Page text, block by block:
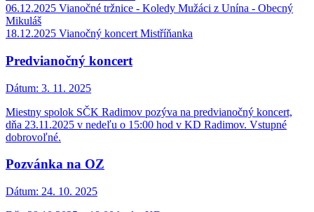
06.12.2025 Vianočné tržnice - Koledy Mužáci z Unína - Obecný
Mikuláš
18.12.2025 Vianočný koncert Mistříňanka
Predvianočný koncert
Dátum: 3. 11. 2025
Miestny spolok SČK Radimov pozýva na predvianočný koncert,
dňa 23.11.2025 v nedeľu o 15:00 hod v KD Radimov. Vstupné
dobrovoľné.
Pozvánka na OZ
Dátum: 24. 10. 2025